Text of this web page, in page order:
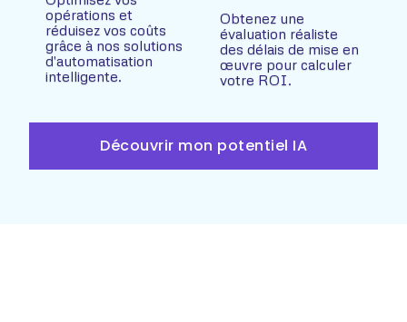
opérations et
réduisez vos coûts
grâce à nos solutions
d'automatisation
intelligente.
Obtenez une
évaluation réaliste
des délais de mise en
œuvre pour calculer
votre ROI.
Découvrir mon potentiel IA